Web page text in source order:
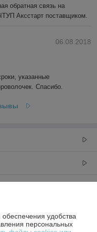
обратная связь на
Аксстарт поставщиком.
06.08.2018
указанные
Спасибо.
удобства
персональных